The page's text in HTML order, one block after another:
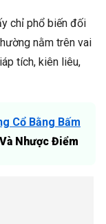
chỉ phổ biến đối
nằm trên vai
tích, kiên liêu,
Cổ Bằng Bấm
Nhược Điểm